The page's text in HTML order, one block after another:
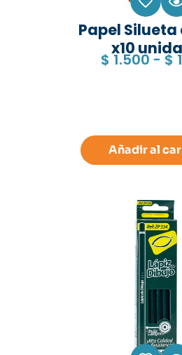
Papel Silueta
x10
$1.500 -$
Añadir al